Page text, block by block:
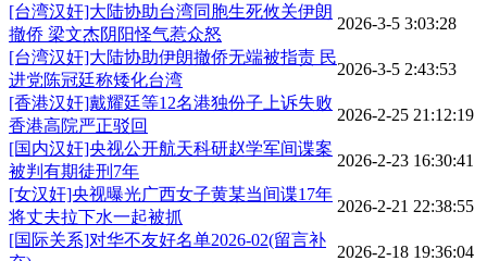
[台湾汉奸]大陆协助台湾同胞生死攸关伊朗
撤侨 梁文杰阴阳怪气惹众怒
2026-3-5 3:03:28
[台湾汉奸]大陆协助伊朗撤侨无端被指责 民
进党陈冠廷称矮化台湾
2026-3-5 2:43:53
[香港汉奸]戴耀廷等12名港独份子上诉失败
香港高院严正驳回
2026-2-25 21:12:19
[国内汉奸]央视公开航天科研赵学军间谍案
被判有期徒刑7年
2026-2-23 16:30:41
[女汉奸]央视曝光广西女子黄某当间谍17年
将丈夫拉下水一起被抓
2026-2-21 22:38:55
[国际关系]对华不友好名单2026-02(留言补
2026-2-18 19:36:04